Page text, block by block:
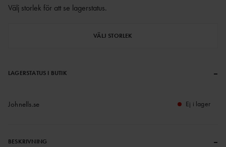
Välj storlek för att se lagerstatus.
VÄLJ STORLEK
LAGERSTATUS I BUTIK –
Johnells.se Ej i lager
BESKRIVNING –